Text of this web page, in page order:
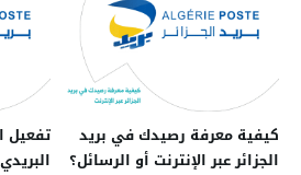
كيفية معرفة رصيدك في بريد
الجزائر عبر الإنترنت أو الرسائل؟
تفعيل